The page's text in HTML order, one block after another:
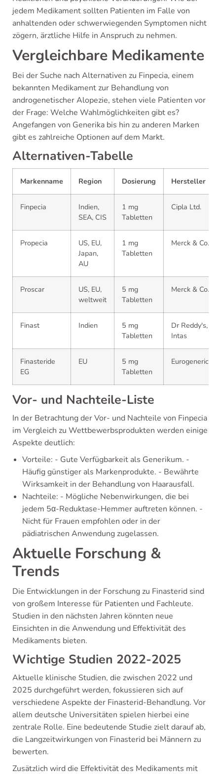
jedem Medikament sollten Patienten im Falle von
anhaltenden oder schwerwiegenden Symptomen nicht
zögern, ärztliche Hilfe in Anspruch zu nehmen.
Vergleichbare Medikamente
Bei der Suche nach Alternativen zu Finpecia, einem
bekannten Medikament zur Behandlung von
androgenetischer Alopezie, stehen viele Patienten vor
der Frage: Welche Wahlmöglichkeiten gibt es?
Angefangen von Generika bis hin zu anderen Marken
gibt es zahlreiche Optionen auf dem Markt.
Alternativen-Tabelle
Markenname Region Dosierung Hersteller
Finpecia
Indien,
SEA, CIS
1 mg
Tabletten
Cipla Ltd.
Propecia
US, EU,
Japan,
AU
1 mg
Tabletten
Merck & Co.
Proscar
US, EU,
weltweit
5 mg
Tabletten
Merck & Co.
Finast Indien
5 mg
Tabletten
Dr Reddy's,
Intas
Finasteride
EG
EU
5 mg
Tabletten
Eurogenerics
Vor- und Nachteile-Liste
In der Betrachtung der Vor- und Nachteile von Finpecia
im Vergleich zu Wettbewerbsprodukten werden einige
Aspekte deutlich:
Vorteile: - Gute Verfügbarkeit als Generikum. -
Häufig günstiger als Markenprodukte. - Bewährte
Wirksamkeit in der Behandlung von Haarausfall.
Nachteile: - Mögliche Nebenwirkungen, die bei
jedem 5α-Reduktase-Hemmer auftreten können. -
Nicht für Frauen empfohlen oder in der
pädiatrischen Anwendung zugelassen.
Aktuelle Forschung &
Trends
Die Entwicklungen in der Forschung zu Finasterid sind
von großem Interesse für Patienten und Fachleute.
Studien in den nächsten Jahren könnten neue
Einsichten in die Anwendung und Effektivität des
Medikaments bieten.
Wichtige Studien 2022-2025
Aktuelle klinische Studien, die zwischen 2022 und
2025 durchgeführt werden, fokussieren sich auf
verschiedene Aspekte der Finasterid-Behandlung. Vor
allem deutsche Universitäten spielen hierbei eine
zentrale Rolle. Eine bedeutende Studie zielt darauf ab,
die Langzeitwirkungen von Finasterid bei Männern zu
bewerten.
Zusätzlich wird die Effektivität des Medikaments mit